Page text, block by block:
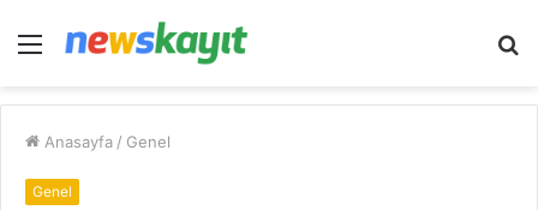
Menü
Anasayfa / Genel
Genel